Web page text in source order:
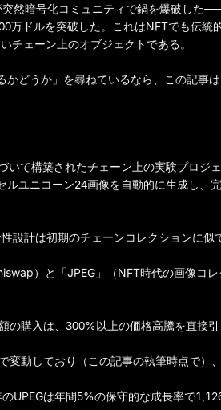
然暗号化コミュニティで鍋を爆破した
万ドルを突破した。これはNFTでも伝統
チェーン上のオブジェクトである。
どうか」を尋ねているなら、この記事
て構築されたチェーン上の実験プロジ
ルユニコーン24画像を自動的に生成し、
設計は初期のチェーンコレクションに似
）と「JPEG」（NFT時代の画像コ
購入は、300%以上の価格高騰を直接
変動しており（この記事の執筆時点で）
UPEGは年間5%の保守的な成長率で